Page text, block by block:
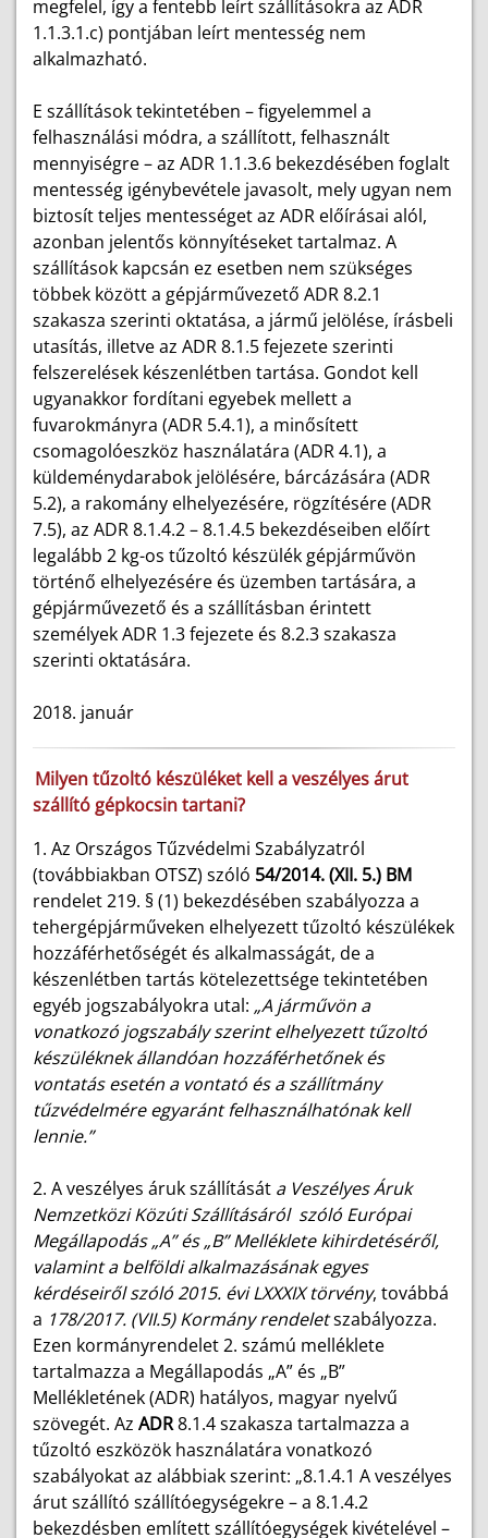
megfelel, így a fentebb leírt szállításokra az ADR
1.1.3.1.c) pontjában leírt mentesség nem
alkalmazható.
E szállítások tekintetében – figyelemmel a
felhasználási módra, a szállított, felhasznált
mennyiségre – az ADR 1.1.3.6 bekezdésében foglalt
mentesség igénybevétele javasolt, mely ugyan nem
biztosít teljes mentességet az ADR előírásai alól,
azonban jelentős könnyítéseket tartalmaz. A
szállítások kapcsán ez esetben nem szükséges
többek között a gépjárművezető ADR 8.2.1
szakasza szerinti oktatása, a jármű jelölése, írásbeli
utasítás, illetve az ADR 8.1.5 fejezete szerinti
felszerelések készenlétben tartása. Gondot kell
ugyanakkor fordítani egyebek mellett a
fuvarokmányra (ADR 5.4.1), a minősített
csomagolóeszköz használatára (ADR 4.1), a
küldeménydarabok jelölésére, bárcázására (ADR
5.2), a rakomány elhelyezésére, rögzítésére (ADR
7.5), az ADR 8.1.4.2 – 8.1.4.5 bekezdéseiben előírt
legalább 2 kg-os tűzoltó készülék gépjárművön
történő elhelyezésére és üzemben tartására, a
gépjárművezető és a szállításban érintett
személyek ADR 1.3 fejezete és 8.2.3 szakasza
szerinti oktatására.
2018. január
Milyen tűzoltó készüléket kell a veszélyes árut
szállító gépkocsin tartani?
1. Az Országos Tűzvédelmi Szabályzatról
(továbbiakban OTSZ) szóló 54/2014. (XII. 5.) BM
rendelet 219. § (1) bekezdésében szabályozza a
tehergépjárműveken elhelyezett tűzoltó készülékek
hozzáférhetőségét és alkalmasságát, de a
készenlétben tartás kötelezettsége tekintetében
egyéb jogszabályokra utal: „A járművön a
vonatkozó jogszabály szerint elhelyezett tűzoltó
készüléknek állandóan hozzáférhetőnek és
vontatás esetén a vontató és a szállítmány
tűzvédelmére egyaránt felhasználhatónak kell
lennie.”
2. A veszélyes áruk szállítását a Veszélyes Áruk
Nemzetközi Közúti Szállításáról szóló Európai
Megállapodás „A” és „B” Melléklete kihirdetéséről,
valamint a belföldi alkalmazásának egyes
kérdéseiről szóló 2015. évi LXXXIX törvény, továbbá
a 178/2017. (VII.5) Kormány rendeletszabályozza.
Ezen kormányrendelet 2. számú melléklete
tartalmazza a Megállapodás „A” és „B”
Mellékletének (ADR) hatályos, magyar nyelvű
szövegét. Az ADR8.1.4 szakasza tartalmazza a
tűzoltó eszközök használatára vonatkozó
szabályokat az alábbiak szerint: „8.1.4.1 A veszélyes
árut szállító szállítóegységekre – a 8.1.4.2
bekezdésben említett szállítóegységek kivételével –